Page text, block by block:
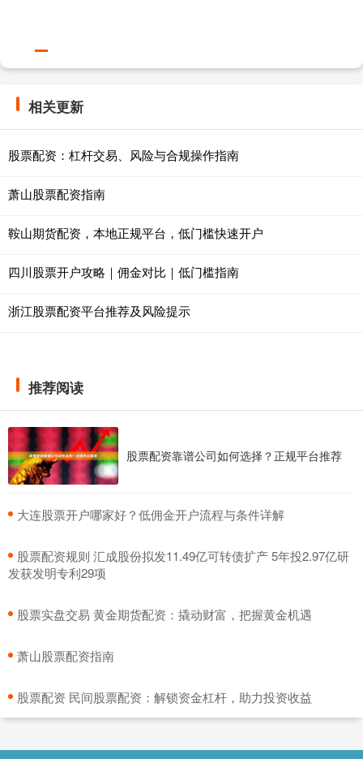
相关更新
股票配资：杠杆交易、风险与合规操作指南
萧山股票配资指南
鞍山期货配资，本地正规平台，低门槛快速开户
四川股票开户攻略｜佣金对比｜低门槛指南
浙江股票配资平台推荐及风险提示
推荐阅读
股票配资靠谱公司如何选择？正规平台推荐
​大连股票开户哪家好？低佣金开户流程与条件详解
​股票配资规则 汇成股份拟发11.49亿可转债扩产 5年投2.97亿研
发获发明专利29项
​股票实盘交易 黄金期货配资：撬动财富，把握黄金机遇
​萧山股票配资指南
​股票配资 民间股票配资：解锁资金杠杆，助力投资收益